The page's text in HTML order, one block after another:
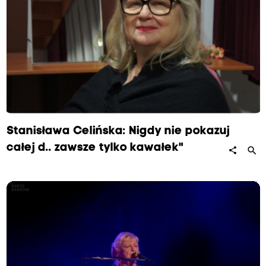
Stanisława Celińska: Nigdy nie pokazuj
całej d.. zawsze tylko kawałek"
share search